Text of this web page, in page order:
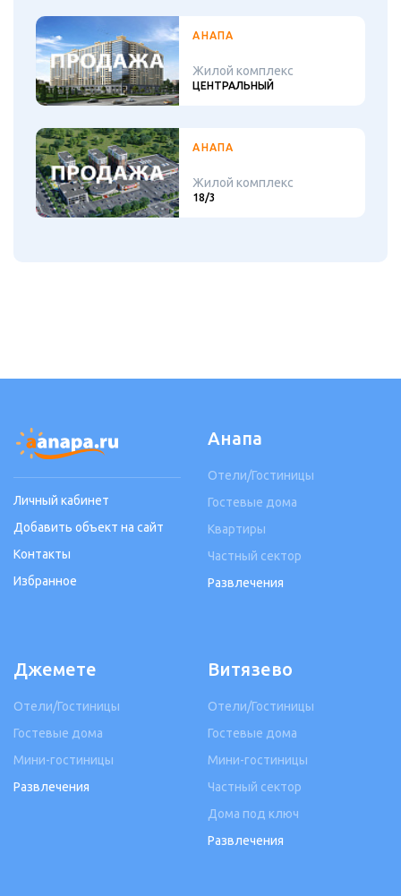
АНАПА
Жилой комплекс
ЦЕНТРАЛЬНЫЙ
АНАПА
Жилой комплекс
18/3
Личный кабинет
Добавить объект на сайт
Контакты
Избранное
Анапа
Отели/Гостиницы
Гостевые дома
Квартиры
Частный сектор
Развлечения
Джемете
Отели/Гостиницы
Гостевые дома
Мини-гостиницы
Развлечения
Витязево
Отели/Гостиницы
Гостевые дома
Мини-гостиницы
Частный сектор
Дома под ключ
Развлечения